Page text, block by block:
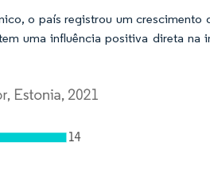
o país registrou um crescimento
uma influência positiva direta na